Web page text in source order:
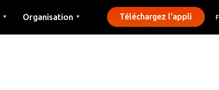
▼ Organisation ▼ Téléchargez l'appli